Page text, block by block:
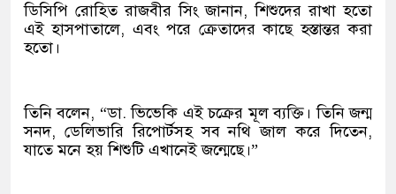
ডিসিপি রোহিত রাজবীর সিং জানান, শিশুদের রাখা হতো
এই হাসপাতালে, এবং পরে ক্রেতাদের কাছে হস্তান্তর করা
হতো।
তিনি বলেন, “ডা. ভিভেকি এই চক্রের মূল ব্যক্তি। তিনি জন্ম
সনদ, ডেলিভারি রিপোর্টসহ সব নথি জাল করে দিতেন,
যাতে মনে হয় শিশুটি এখানেই জন্মেছে।”